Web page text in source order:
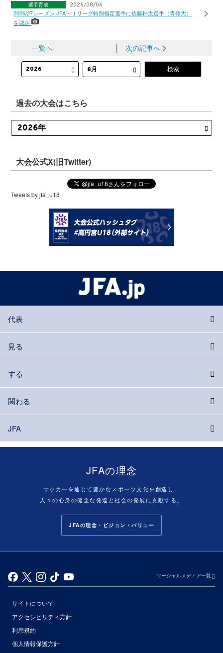
選手育成 2026/08/06
2026/27シーズン JFA・Ｊリーグ特別指定選手に佐藤柚太選手（専修大）
を認定
一覧へ 次の記事へ
過去の大会はこちら
大会公式X(旧Twitter)
Tweets by jfa_u18
代表
見る
する
関わる
JFA
JFAの理念
サッカーを通じて豊かなスポーツ文化を創造し、
人々の心身の健全な発達と社会の発展に貢献する。
JFAの理念・ビジョン・バリュー
ソーシャルメディア一覧
サイトについて
アクセシビリティ方針
利用規約
個人情報保護方針